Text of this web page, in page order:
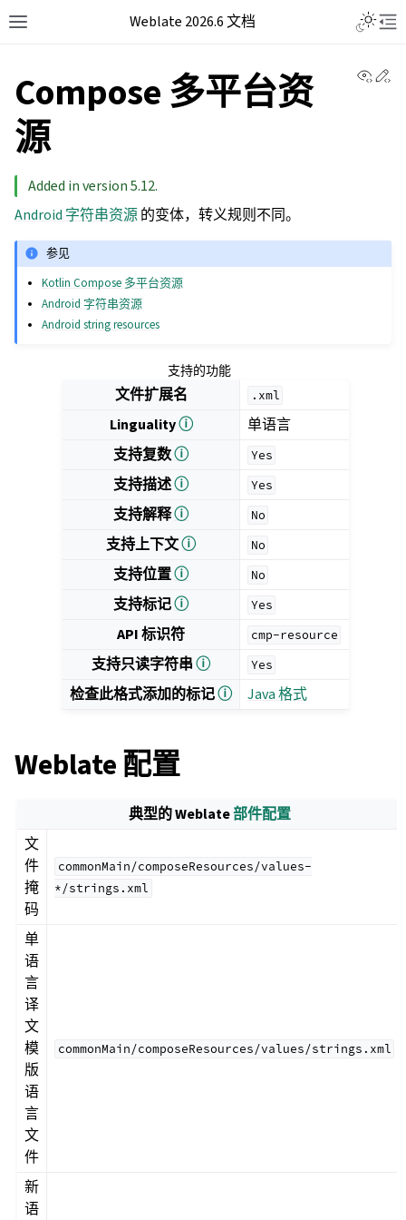
Weblate 2026.6 文档
Compose 多平台资
源
Added in version 5.12.
Android 字符串资源的变体，转义规则不同。
参见
Kotlin Compose 多平台资源
Android 字符串资源
Android string resources
支持的功能
文件扩展名 .xml
Lingualityⓘ
单语言
支持复数ⓘ Yes
支持描述ⓘ Yes
支持解释ⓘ No
支持上下文ⓘ No
支持位置ⓘ No
支持标记ⓘ Yes
API 标识符 cmp-resource
支持只读字符串ⓘ Yes
检查此格式添加的标记ⓘ Java 格式
Weblate 配置
典型的 Weblate部件配置
文
件
掩
码
commonMain/composeResources/values-
*/strings.xml
单
语
言
译
文
模
版
语
言
文
件
commonMain/composeResources/values/strings.xml
新
语